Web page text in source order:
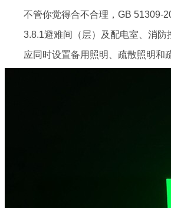
不管你觉得合不合理，GB 51309-
3.8.1避难间（层）及配电室、消防控
应同时设置备用照明、疏散照明和疏